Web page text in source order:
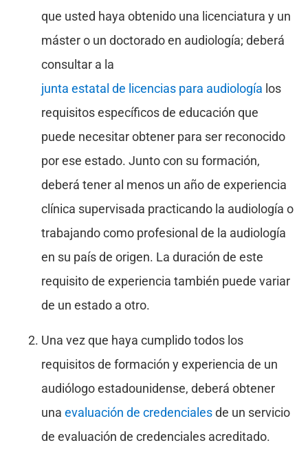
que usted haya obtenido una licenciatura y un
máster o un doctorado en audiología; deberá
consultar a la
junta estatal de licencias para audiología los
requisitos específicos de educación que
puede necesitar obtener para ser reconocido
por ese estado. Junto con su formación,
deberá tener al menos un año de experiencia
clínica supervisada practicando la audiología o
trabajando como profesional de la audiología
en su país de origen. La duración de este
requisito de experiencia también puede variar
de un estado a otro.
Una vez que haya cumplido todos los
requisitos de formación y experiencia de un
audiólogo estadounidense, deberá obtener
una evaluación de credencialesde un servicio
de evaluación de credenciales acreditado.